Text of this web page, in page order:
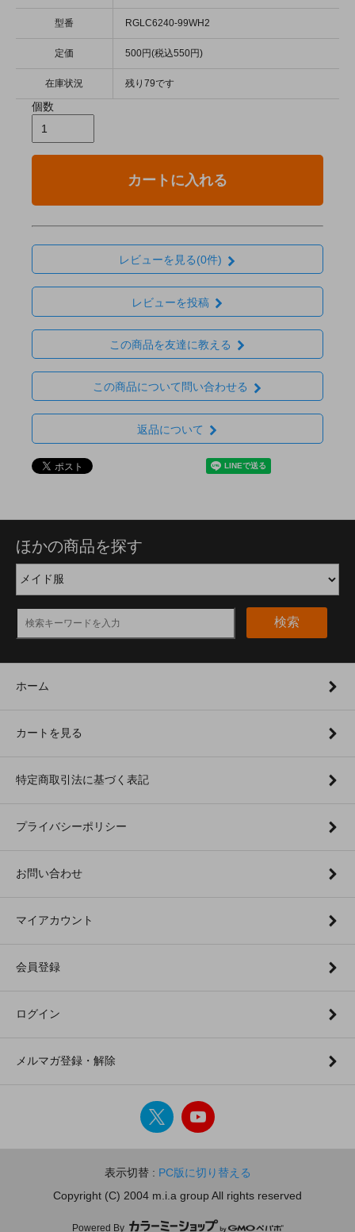
型番 RGLC6240-99WH2
定価 500円(税込550円)
在庫状況 残り79です
個数
カートに入れる
レビューを見る(0件)
レビューを投稿
この商品を友達に教える
この商品について問い合わせる
返品について
ほかの商品を探す
検索
ホーム
カートを見る
特定商取引法に基づく表記
プライバシーポリシー
お問い合わせ
マイアカウント
会員登録
ログイン
メルマガ登録・解除
表示切替 : PC版に切り替える
Copyright (C) 2004 m.i.a group All rights reserved
Powered By